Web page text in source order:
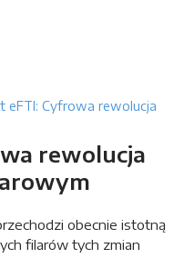
eFTI: Cyfrowa rewolucja
rewolucja
obecnie istotną
filarów tych zmian